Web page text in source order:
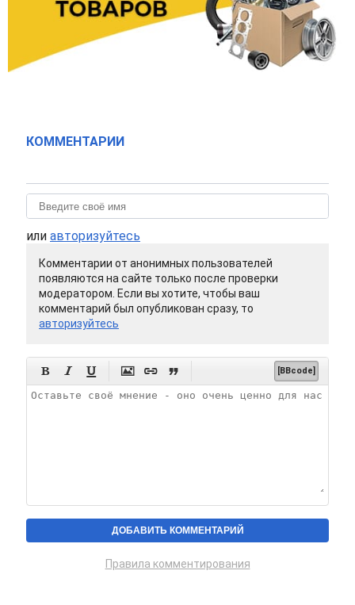
КОММЕНТАРИИ
или авторизуйтесь
Комментарии от анонимных пользователей
появляются на сайте только после проверки
модератором. Если вы хотите, чтобы ваш
комментарий был опубликован сразу, то
авторизуйтесь
      [BBcode]
Правила комментирования